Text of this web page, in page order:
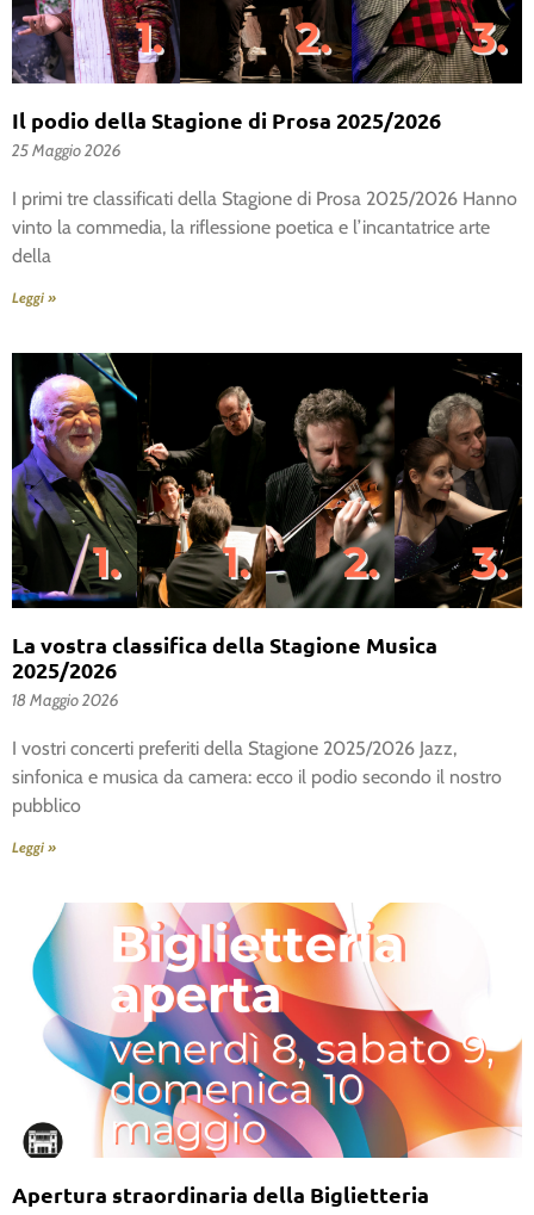
Il podio della Stagione di Prosa 2025/2026
25 Maggio 2026
I primi tre classificati della Stagione di Prosa 2025/2026 Hanno
vinto la commedia, la riflessione poetica e l’incantatrice arte
della
Leggi »
La vostra classifica della Stagione Musica
2025/2026
18 Maggio 2026
I vostri concerti preferiti della Stagione 2025/2026 Jazz,
sinfonica e musica da camera: ecco il podio secondo il nostro
pubblico
Leggi »
Apertura straordinaria della Biglietteria